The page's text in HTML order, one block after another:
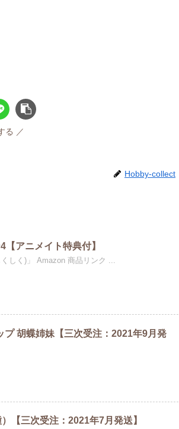
る
Hobby-collect
アニメイト特典付】
しく)」 Amazon 商品リンク ...
胡蝶姉妹【三次受注：2021年9月発
【三次受注：2021年7月発送】